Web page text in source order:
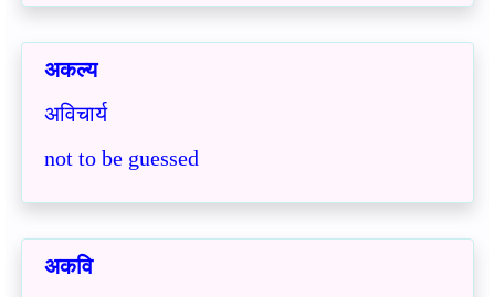
अकल्य
अविचार्य
not to be guessed
अकवि